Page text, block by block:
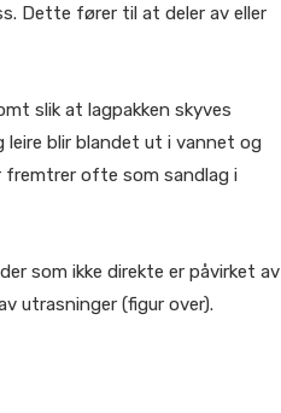
Dette fører til at deler av eller
slik at lagpakken skyves
leire blir blandet ut i vannet og
fremtrer ofte som sandlag i
som ikke direkte er påvirket av
utrasninger (figur over).